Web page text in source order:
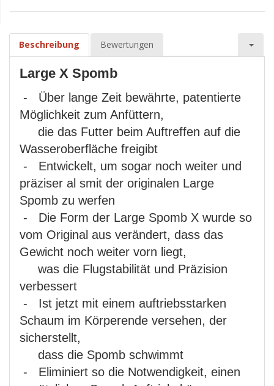
Beschreibung Bewertungen
Large X Spomb
- Über lange Zeit bewährte, patentierte
Möglichkeit zum Anfüttern,
die das Futter beim Auftreffen auf die
Wasseroberfläche freigibt
- Entwickelt, um sogar noch weiter und
präziser al smit der originalen Large
Spomb zu werfen
- Die Form der Large Spomb X wurde so
vom Original aus verändert, dass das
Gewicht noch weiter vorn liegt,
was die Flugstabilität und Präzision
verbessert
- Ist jetzt mit einem auftriebsstarken
Schaum im Körperende versehen, der
sicherstellt,
dass die Spomb schwimmt
- Eliminiert so die Notwendigkeit, einen